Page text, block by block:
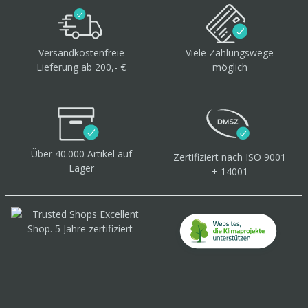
Versandkostenfreie
Lieferung ab 200,- €
Viele Zahlungswege
möglich
Über 40.000 Artikel auf
Lager
Zertifiziert nach ISO 9001
+ 14001